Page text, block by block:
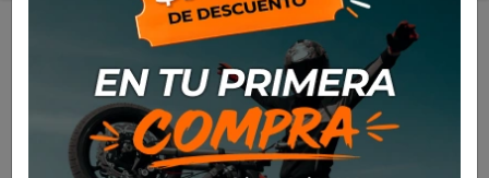
Productos
Neumático Rinaldi 80/100*21 (51M) RW